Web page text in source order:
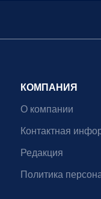
КОМПАНИЯ
О компании
Контактная
Редакция
Политика